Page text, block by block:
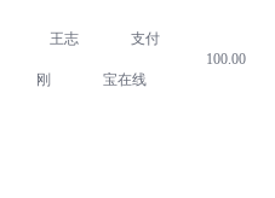
王志
刚
支付
宝在线
100.00